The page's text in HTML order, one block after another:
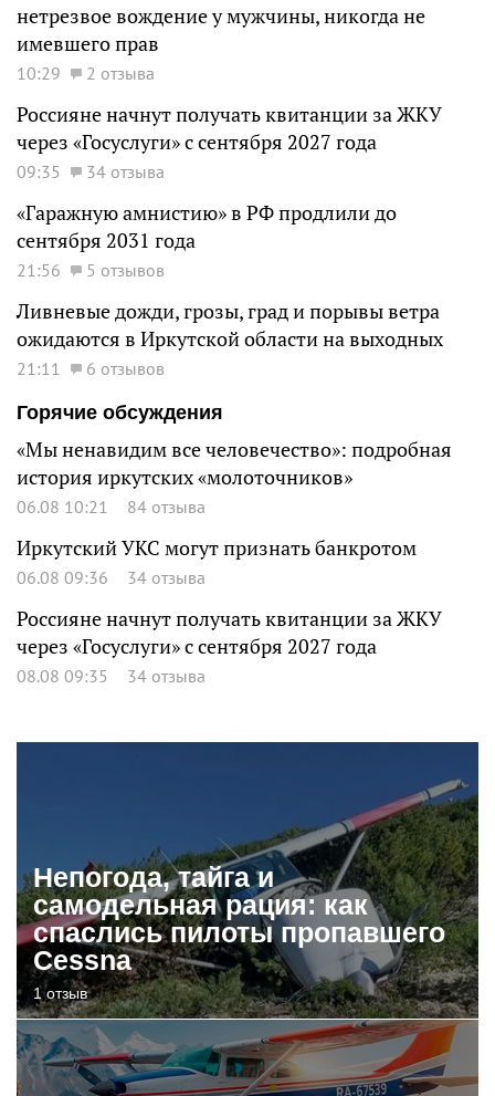
нетрезвое вождение у мужчины, никогда не
имевшего прав
10:29 2 отзыва
Россияне начнут получать квитанции за ЖКУ
через «Госуслуги» с сентября 2027 года
09:35 34 отзыва
«Гаражную амнистию» в РФ продлили до
сентября 2031 года
21:56 5 отзывов
Ливневые дожди, грозы, град и порывы ветра
ожидаются в Иркутской области на выходных
21:11
6 отзывов
Горячие обсуждения
«Мы ненавидим все человечество»: подробная
история иркутских «молоточников»
06.08 10:21 84 отзыва
Иркутский УКС могут признать банкротом
06.08 09:36 34 отзыва
Россияне начнут получать квитанции за ЖКУ
через «Госуслуги» с сентября 2027 года
08.08 09:35 34 отзыва
Непогода, тайга и
самодельная рация: как
спаслись пилоты пропавшего
Cessna
1 отзыв